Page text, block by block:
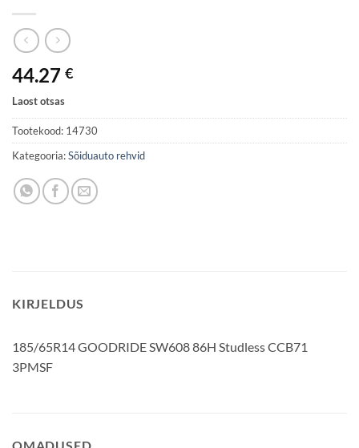
44.27 €
Laost otsas
Tootekood: 14730
Kategooria:Sõiduauto rehvid
KIRJELDUS
185/65R14 GOODRIDE SW608 86H Studless CCB71
3PMSF